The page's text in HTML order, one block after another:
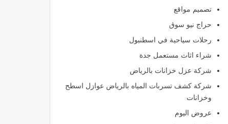
تصميم مواقع
حراج نيو سوق
رحلات سياحية في اسطنبول
شراء اثاث مستعمل جدة
شركة عزل خزانات بالرياض
شركة كشف تسربات المياه بالرياض عوازل اسطح
وخزانات
عروض اليوم